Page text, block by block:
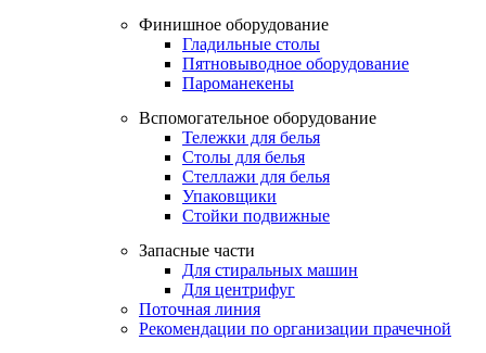
Финишное оборудование
Гладильные столы
Пятновыводное оборудование
Пароманекены
Вспомогательное оборудование
Тележки для белья
Столы для белья
Стеллажи для белья
Упаковщики
Стойки подвижные
Запасные части
Для стиральных машин
Для центрифуг
Поточная линия
Рекомендации по организации прачечной